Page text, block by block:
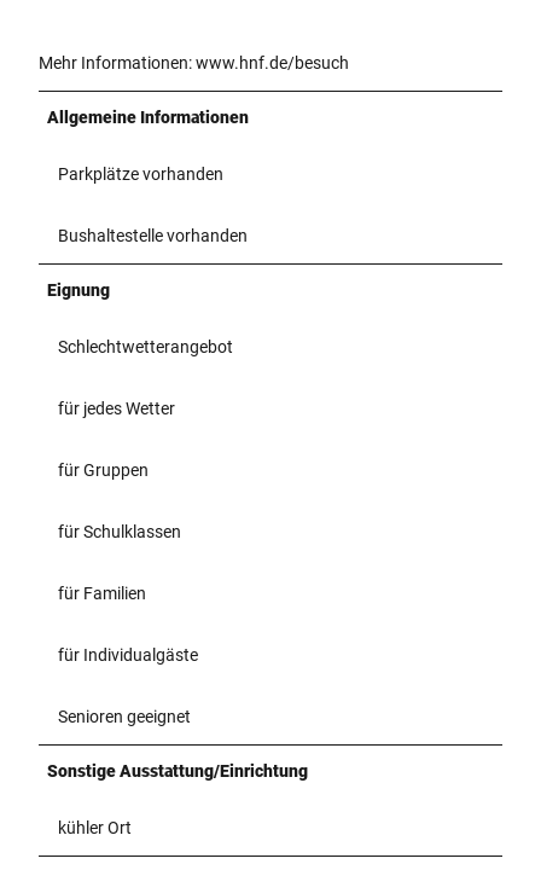
Mehr Informationen: www.hnf.de/besuch
Allgemeine Informationen
Parkplätze vorhanden
Bushaltestelle vorhanden
Eignung
Schlechtwetterangebot
für jedes Wetter
für Gruppen
für Schulklassen
für Familien
für Individualgäste
Senioren geeignet
Sonstige Ausstattung/Einrichtung
kühler Ort